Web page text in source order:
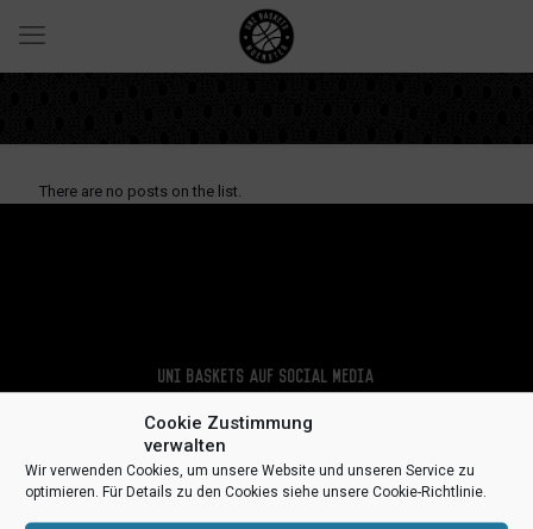
Cookie Zustimmung
verwalten
Wir verwenden Cookies, um unsere Website und unseren Service zu
optimieren. Für Details zu den Cookies siehe unsere Cookie-Richtlinie.
There are no posts on the list.
Uni Baskets auf Social Media